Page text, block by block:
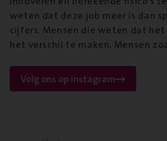
weten dat deze job meer is dan
cijfers. Mensen die weten dat het
het verschil te maken. Mensen
Volg ons op instagram